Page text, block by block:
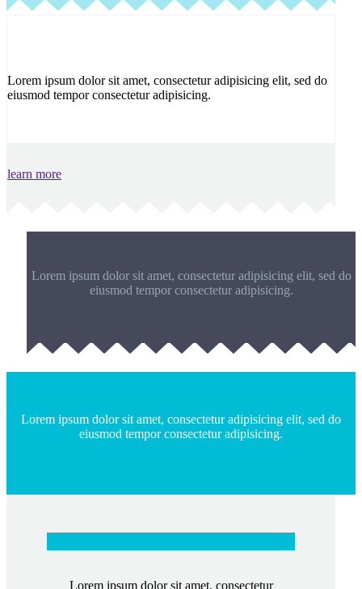
Lorem ipsum dolor sit amet, consectetur adipisicing elit, sed do
eiusmod tempor consectetur adipisicing.
learn more
Lorem ipsum dolor sit amet, consectetur adipisicing elit, sed do
eiusmod tempor consectetur adipisicing.
Lorem ipsum dolor sit amet, consectetur adipisicing elit, sed do
eiusmod tempor consectetur adipisicing.
Lorem ipsum dolor sit amet, consectetur